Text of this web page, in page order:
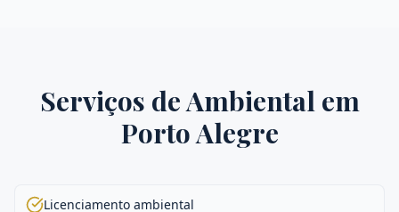
Serviços deAmbientalem
Porto Alegre
Licenciamento ambiental